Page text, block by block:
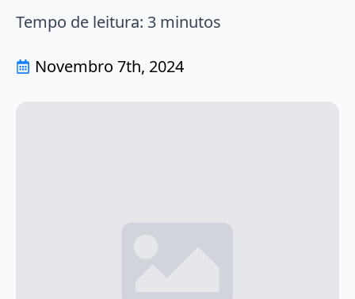
Tempo de leitura: 3 minutos
Novembro 7th, 2024